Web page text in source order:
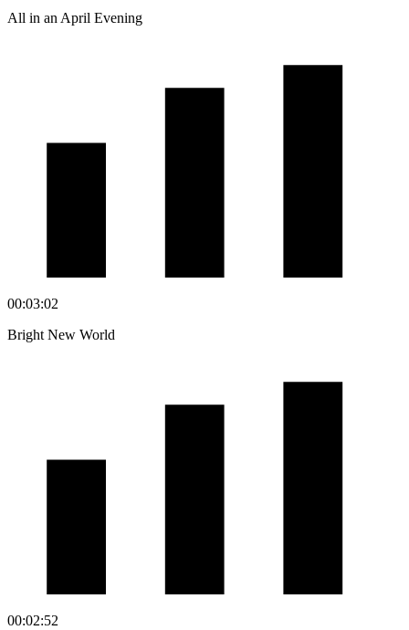
All in an April Evening
00:03:02
Bright New World
00:02:52